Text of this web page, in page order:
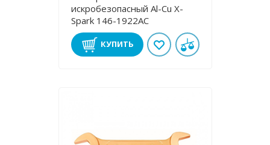
искробезопасный Al-Cu X-
Spark 146-1922AC
КУПИТЬ